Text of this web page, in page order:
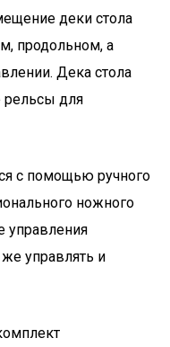
деки стола
продольном, а
Дека стола
для
с помощью ручного
ножного
управления
управлять и